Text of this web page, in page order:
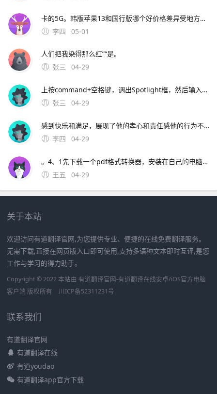
卡的5G。韩版苹果13和国行版哪个好价格差异受地方政策和税收影响，同型号苹果手机在不同地区价格不同，例如iPhone 13 Pro 128G国行版售价7999元，美版售价899美元设计细节国行支持双卡的版本采用双S
李四
05-01
人们把我染得那么红”“是。
张三
04-29
上按command+空格键，调出Spotlight框，然后输入预览，在结果中点击预览，进行启用 也可以在桌面上或者磁盘中找到任意一张图片打开，也能调出预览功能 打开预览后，是一个文件选择窗口，如果是进行图片编辑操作
张三
04-29
感到快乐和满足，展现了他的孝心和责任感他的行为不仅是一种爱的表达，也是一种对生命的尊重和珍视每个人都应该珍惜生命中的每一个时刻，尤其是与亲人共度的时光看图写话特点和好处 一 看图
李四
04-29
。4、1先下载一个pdf格式转换器，安装在自己的电脑上，pdf格式转换器是可以把图片和文档以及pdf之间的格式相互转换的2打开安装好的pdf格式转换器，先找到要转换的文
王五
04-29
关于本站
欢迎访问有道翻译官网,为您提供专业、便捷的在线免费翻译服务。
无需下载,直接在网页版入口即可使用,支持多语种文本即时互译,是您
工作与学习的得力助手。
Copyright © 2022 本站由 有道翻译官网-有道翻译在线安卓/iOS官方电脑
客户端 版权所有
川ICP备52311231号
联系我们
有道翻译官网
有道翻译在线
有道youdao
有道翻译app官方下载